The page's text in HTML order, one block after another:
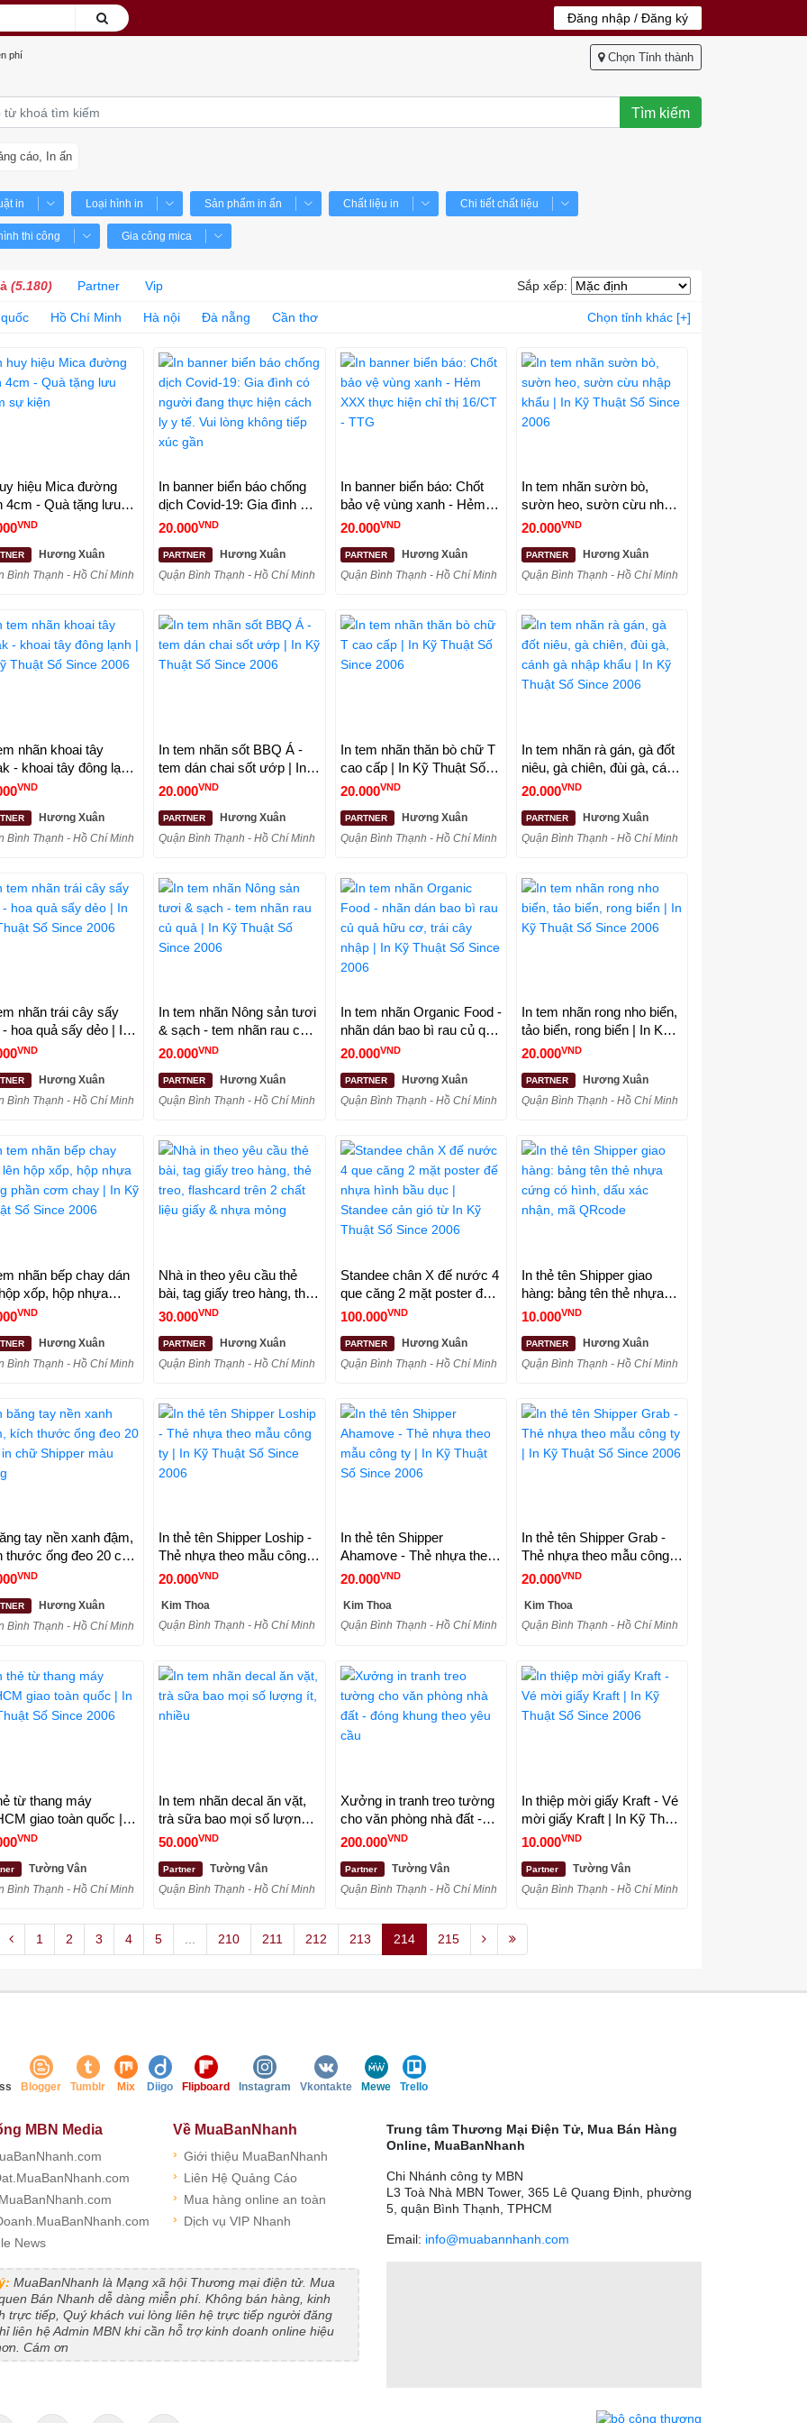
Đăng nhập / Đăng ký
phí Chọn Tỉnh thành
Tìm kiếm
cáo, In ấn
in Loại hình in Sản phẩm in ấn Chất liệu in Chi tiết chất liệu
thi công Gia công mica
(5.180) Partner Vip Sắp xếp:
Hồ Chí Minh Hà nội Đà nẵng Cần thơ Chọn tỉnh khác [+]
hiệu Mica đường
4cm - Quà tặng lưu
sự kiện
VND
Hương Xuân
Bình Thạnh - Hồ Chí Minh
In banner biển báo chống
dịch Covid-19: Gia đình có
người đang thực hiện cách
xúc gần
20.000VND
PARTNER
Hương Xuân
Quận Bình Thạnh - Hồ Chí Minh
In banner biển báo: Chốt
bảo vệ vùng xanh - Hẻm
XXX thực hiện chỉ thị
20.000VND
PARTNER
Hương Xuân
Quận Bình Thạnh - Hồ Chí Minh
In tem nhãn sườn bò,
sườn heo, sườn cừu nhập
khẩu | In Kỹ Thuật Số
20.000VND
PARTNER
Hương Xuân
Quận Bình Thạnh - Hồ Chí Minh
nhãn khoai tây
- khoai tây đông lạnh
Thuật Số Since
VND
Hương Xuân
Bình Thạnh - Hồ Chí Minh
In tem nhãn sốt BBQ Á -
tem dán chai sốt ướp | In
Kỹ Thuật Số Since 2006
20.000VND
PARTNER
Hương Xuân
Quận Bình Thạnh - Hồ Chí Minh
In tem nhãn thăn bò chữ T
cao cấp | In Kỹ Thuật Số
Since 2006
20.000VND
PARTNER
Hương Xuân
Quận Bình Thạnh - Hồ Chí Minh
In tem nhãn rà gán, gà đốt
niêu, gà chiên, đùi gà, cánh
gà nhập khẩu | In Kỹ Thuật
20.000VND
PARTNER
Hương Xuân
Quận Bình Thạnh - Hồ Chí Minh
nhãn trái cây sấy
- hoa quả sấy dẻo | In
Số Since 2006
VND
Hương Xuân
Bình Thạnh - Hồ Chí Minh
In tem nhãn Nông sản tươi
& sạch - tem nhãn rau củ
quả | In Kỹ Thuật Số Since
20.000VND
PARTNER
Hương Xuân
Quận Bình Thạnh - Hồ Chí Minh
In tem nhãn Organic Food -
nhãn dán bao bì rau củ quả
hữu cơ, trái cây nhập | In
20.000VND
PARTNER
Hương Xuân
Quận Bình Thạnh - Hồ Chí Minh
In tem nhãn rong nho biển,
tảo biển, rong biển | In Kỹ
Thuật Số Since 2006
20.000VND
PARTNER
Hương Xuân
Quận Bình Thạnh - Hồ Chí Minh
nhãn bếp chay dán
xốp, hộp nhựa
phần cơm chay | In
VND
Hương Xuân
Bình Thạnh - Hồ Chí Minh
Nhà in theo yêu cầu thẻ
bài, tag giấy treo hàng, thẻ
treo, flashcard trên 2 chất
30.000VND
PARTNER
Hương Xuân
Quận Bình Thạnh - Hồ Chí Minh
Standee chân X đế nước 4
que căng 2 mặt poster đế
nhựa hình bầu dục |
Thuật Số Since 2006
100.000VND
PARTNER
Hương Xuân
Quận Bình Thạnh - Hồ Chí Minh
In thẻ tên Shipper giao
hàng: bảng tên thẻ nhựa
cứng có hình, dấu xác
10.000VND
PARTNER
Hương Xuân
Quận Bình Thạnh - Hồ Chí Minh
tay nền xanh đậm,
thước ống đeo 20 cm,
Shipper màu trắng
VND
Hương Xuân
Bình Thạnh - Hồ Chí Minh
In thẻ tên Shipper Loship -
Thẻ nhựa theo mẫu công
ty | In Kỹ Thuật Số Since
20.000VND
Kim Thoa
Quận Bình Thạnh - Hồ Chí Minh
In thẻ tên Shipper
Ahamove - Thẻ nhựa theo
mẫu công ty | In Kỹ Thuật
20.000VND
Kim Thoa
Quận Bình Thạnh - Hồ Chí Minh
In thẻ tên Shipper Grab -
Thẻ nhựa theo mẫu công
ty | In Kỹ Thuật Số Since
20.000VND
Kim Thoa
Quận Bình Thạnh - Hồ Chí Minh
từ thang máy
giao toàn quốc | In
Số Since 2006
VND
Tường Vân
Bình Thạnh - Hồ Chí Minh
In tem nhãn decal ăn vặt,
trà sữa bao mọi số lượng
ít, nhiều
50.000VND
Partner
Tường Vân
Quận Bình Thạnh - Hồ Chí Minh
Xưởng in tranh treo tường
cho văn phòng nhà đất -
đóng khung theo yêu cầu
200.000VND
Partner
Tường Vân
Quận Bình Thạnh - Hồ Chí Minh
In thiệp mời giấy Kraft - Vé
mời giấy Kraft | In Kỹ Thuật
Số Since 2006
10.000VND
Partner
Tường Vân
Quận Bình Thạnh - Hồ Chí Minh
1 2 3 4 5 210 211 212 213 214 215
Blogger Tumblr Mix Diigo Flipboard Instagram Vkontakte Mewe Trello
MBN Media
News
Về MuaBanNhanh
› Giới thiệu MuaBanNhanh
› Liên Hệ Quảng Cáo
› Mua hàng online an toàn
› Dịch vụ VIP Nhanh
MuaBanNhanh là Mạng xã hội Thương mại điện tử. Mua
Bán Nhanh dễ dàng miễn phí. Không bán hàng, kinh
trực tiếp, Quý khách vui lòng liên hệ trực tiếp người đăng
liên hệ Admin MBN khi cần hỗ trợ kinh doanh online hiệu
Cám ơn
Trung tâm Thương Mại Điện Tử, Mua Bán Hàng
Online, MuaBanNhanh
Chi Nhánh công ty MBN
L3 Toà Nhà MBN Tower, 365 Lê Quang Định, phường
5, quận Bình Thạnh, TPHCM
Email: info@muabannhanh.com